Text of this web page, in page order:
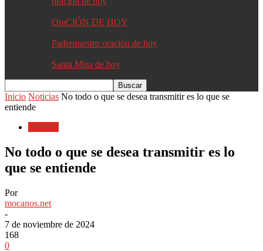
OraCIÓN DE HOY
Padrenuestro oración de hoy
Santa Misa de hoy
Inicio Noticias No todo o que se desea transmitir es lo que se
entiende
No todo o que se desea transmitir es lo
que se entiende
Por
mocanos.net
-
7 de noviembre de 2024
168
0